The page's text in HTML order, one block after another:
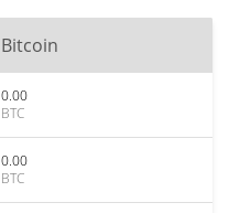
Bitcoin
0.00
BTC
0.00
BTC